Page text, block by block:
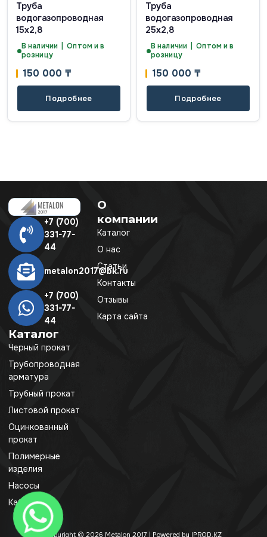
Труба
водогазопроводная
15х2,8
В наличии | Оптом и в
розницу
150 000 ₸
Подробнее
Труба
водогазопроводная
25х2,8
В наличии | Оптом и в
розницу
150 000 ₸
Подробнее
+7 (700)
331-77-
44
metalon2017@bk.ru
+7 (700)
331-77-
44
Каталог
Черный прокат
Трубопроводная
арматура
Трубный прокат
Листовой прокат
Оцинкованный
прокат
Полимерные
изделия
Насосы
Кабель
О
компании
Каталог
О нас
Статьи
Контакты
Отзывы
Карта сайта
Copyright © 2026 Metalon 2017 | Powered by IPROD.KZ